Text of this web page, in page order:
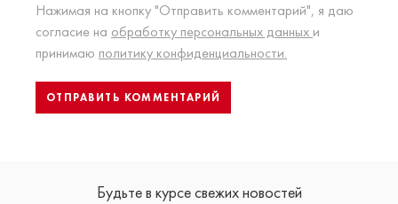
Нажимая на кнопку "Отправить комментарий", я даю
согласие на обработку персональных данных и
принимаю политику конфиденциальности.
Будьте в курсе свежих новостей